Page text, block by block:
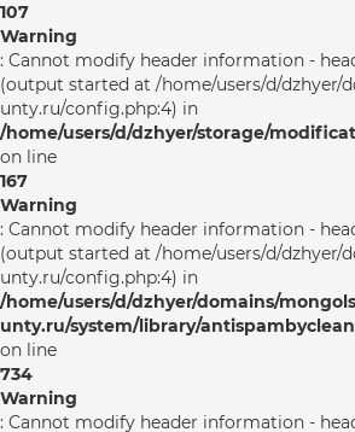
107
Warning
: Cannot modify header information -
(output started at /home/users/d/dzhyer/
unty.ru/config.php:4) in
/home/users/d/dzhyer/storage/
on line
167
Warning
: Cannot modify header information -
(output started at /home/users/d/dzhyer/
unty.ru/config.php:4) in
/home/users/d/dzhyer/domains/
unty.ru/system/library/
on line
734
Warning
: Cannot modify header information -